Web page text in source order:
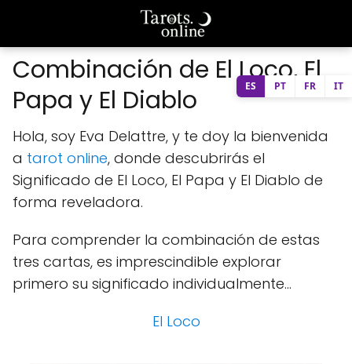
Combinación de El Loco, El
Papa y El Diablo
Hola, soy Eva Delattre, y te doy la bienvenida
a tarot online, donde descubrirás el
Significado de El Loco, El Papa y El Diablo de
forma reveladora.
Para comprender la combinación de estas
tres cartas, es imprescindible explorar
primero su significado individualmente...
El Loco
ES PT FR IT